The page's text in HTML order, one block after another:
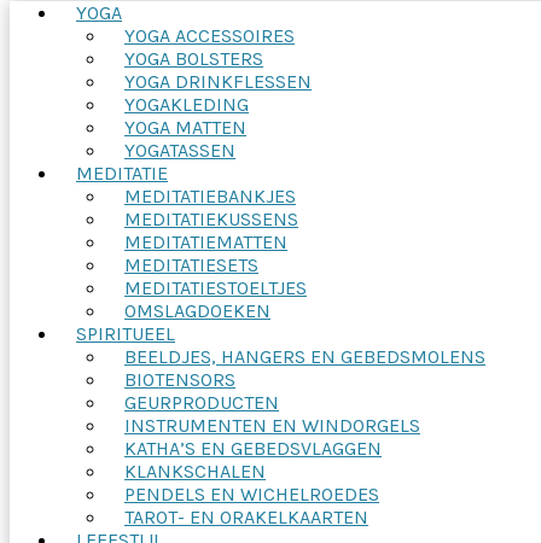
YOGA
YOGA ACCESSOIRES
YOGA BOLSTERS
YOGA DRINKFLESSEN
YOGAKLEDING
YOGA MATTEN
YOGATASSEN
MEDITATIE
MEDITATIEBANKJES
MEDITATIEKUSSENS
MEDITATIEMATTEN
MEDITATIESETS
MEDITATIESTOELTJES
OMSLAGDOEKEN
SPIRITUEEL
BEELDJES, HANGERS EN GEBEDSMOLENS
BIOTENSORS
GEURPRODUCTEN
INSTRUMENTEN EN WINDORGELS
KATHA’S EN GEBEDSVLAGGEN
KLANKSCHALEN
PENDELS EN WICHELROEDES
TAROT- EN ORAKELKAARTEN